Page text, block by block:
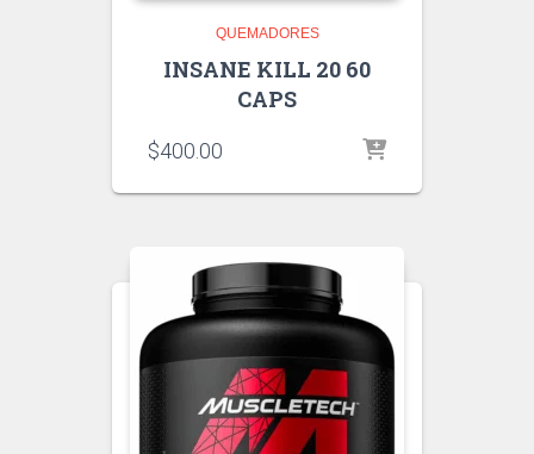
QUEMADORES
INSANE KILL 20 60
CAPS
$400.00